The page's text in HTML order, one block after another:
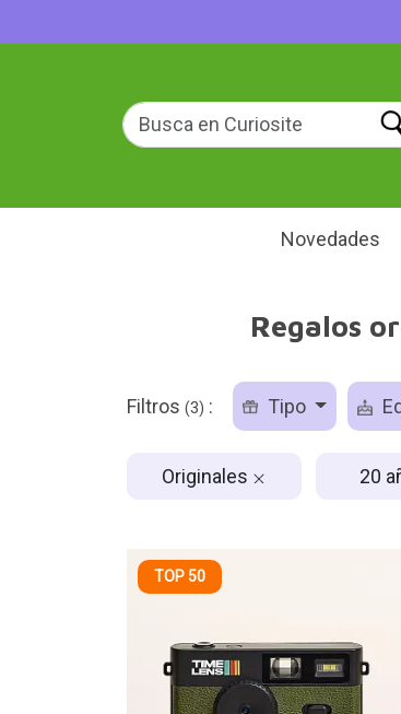
Novedades
Regalos
Filtros (3) : Tipo
Originales 20
TOP 50